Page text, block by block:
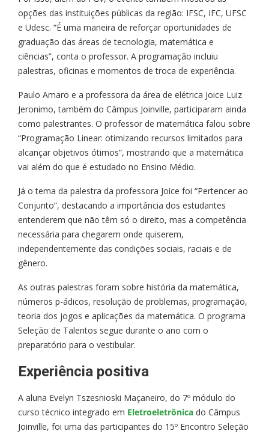
opções das instituições públicas da região: IFSC, IFC, UFSC
e Udesc. “É uma maneira de reforçar oportunidades de
graduação das áreas de tecnologia, matemática e
ciências”, conta o professor. A programação incluiu
palestras, oficinas e momentos de troca de experiência.
Paulo Amaro e a professora da área de elétrica Joice Luiz
Jeronimo, também do Câmpus Joinville, participaram ainda
como palestrantes. O professor de matemática falou sobre
“Programação Linear: otimizando recursos limitados para
alcançar objetivos ótimos”, mostrando que a matemática
vai além do que é estudado no Ensino Médio.
Já o tema da palestra da professora Joice foi “Pertencer ao
Conjunto”, destacando a importância dos estudantes
entenderem que não têm só o direito, mas a competência
necessária para chegarem onde quiserem,
independentemente das condições sociais, raciais e de
gênero.
As outras palestras foram sobre história da matemática,
números p-ádicos, resolução de problemas, programação,
teoria dos jogos e aplicações da matemática. O programa
Seleção de Talentos segue durante o ano com o
preparatório para o vestibular.
Experiência positiva
A aluna Evelyn Tszesnioski Maçaneiro, do 7º módulo do
curso técnico integrado em Eletroeletrônica do Câmpus
Joinville, foi uma das participantes do 15º Encontro Seleção